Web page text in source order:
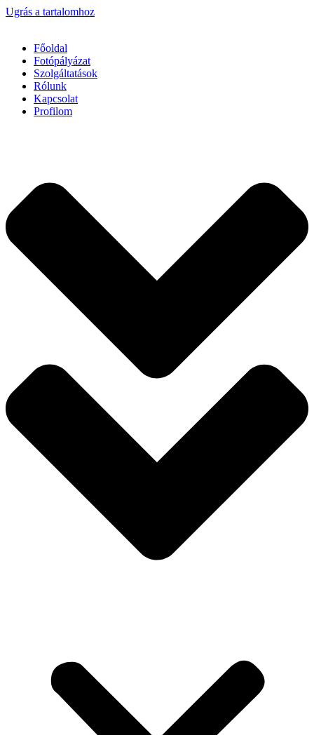
Ugrás a tartalomhoz
Főoldal
Fotópályázat
Szolgáltatások
Rólunk
Kapcsolat
Profilom